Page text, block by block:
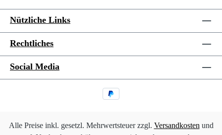
Nützliche Links
Rechtliches
Social Media
Alle Preise inkl. gesetzl. Mehrwertsteuer zzgl. Versandkosten und